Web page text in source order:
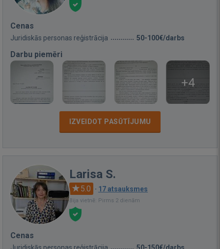
Cenas
Juridiskās personas reģistrācija 50-100€/darbs
Darbu piemēri
+4
IZVEIDOT PASŪTĪJUMU
Larisa S.
5.0 · 17 atsauksmes
Bija vietnē: Pirms 2 dienām
Cenas